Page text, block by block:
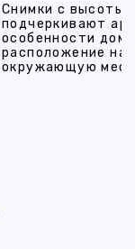
Снимки с высоты
подчеркивают
особенности
расположение на
окружающую